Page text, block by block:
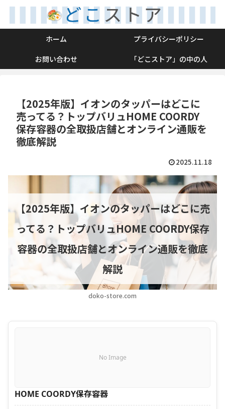
ホーム
プライバシーポリシー
お問い合わせ
「どこストア」の中の人
【2025年版】イオンのタッパーはどこに
売ってる？トップバリュHOME COORDY
保存容器の全取扱店舗とオンライン通販を
徹底解説
2025.11.18
doko-store.com
【2025年版】イオンのタッパーはどこに売
ってる？トップバリュHOME COORDY保存
容器の全取扱店舗とオンライン通販を徹底
解説
No Image
HOME COORDY保存容器